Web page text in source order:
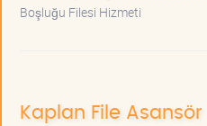
Boşluğu Filesi Hizmeti
Kaplan File Asansör